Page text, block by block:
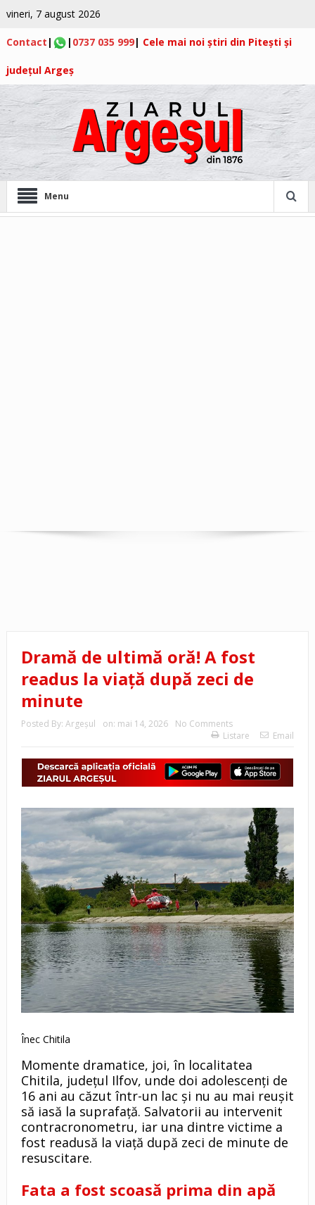
vineri, 7 august 2026
Contact | | 0737 035 999| Cele mai noi știri din Pitești și
județul Argeș
Menu
Dramă de ultimă oră! A fost
readus la viață după zeci de
minute
Posted By: Argeşul on: mai 14, 2026
No Comments
Listare
Email
Înec Chitila
Momente dramatice, joi, în localitatea
Chitila, județul Ilfov, unde doi adolescenți de
16 ani au căzut într-un lac și nu au mai reușit
să iasă la suprafață. Salvatorii au intervenit
contracronometru, iar una dintre victime a
fost readusă la viață după zeci de minute de
resuscitare.
Fata a fost scoasă prima din apă